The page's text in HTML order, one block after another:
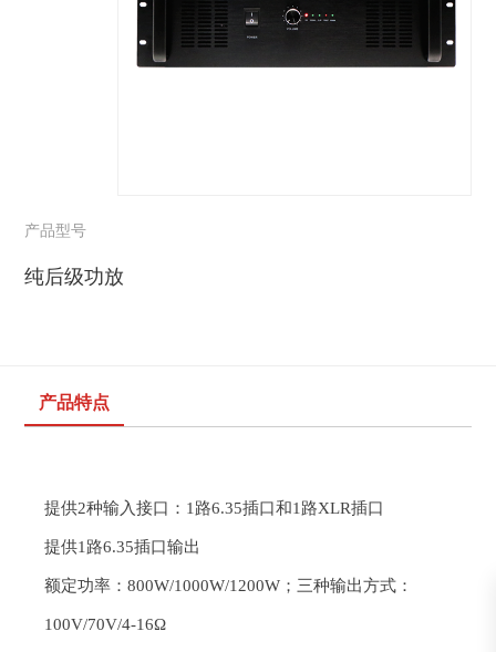
产品型号
纯后级功放
产品特点
提供2种输入接口： 1 路6.35插口和1 路XLR插口
提供1 路6.35插口输出
额定功率： 800W/1000W/1200W；三种输出方式：
100V/70V/4-16Ω